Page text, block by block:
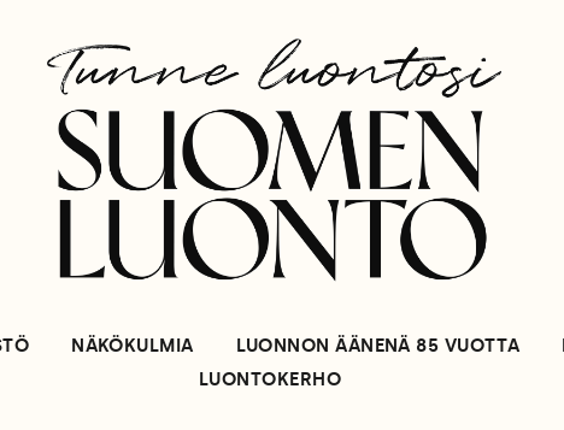
NÄKÖKULMIA LUONNON ÄÄNENÄ 85 VUOTTA
LUONTOKERHO